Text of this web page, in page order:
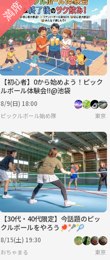
【初心者】0から始めよう！ピック
ルボール体験会!!@池袋
8/9(日) 18:00
ピックルボール始め隊 東京
【30代・40代限定】今話題のピッ
クルボールをやろう🏓🥍🎾
8/15(土) 19:30
おちゃまる 東京